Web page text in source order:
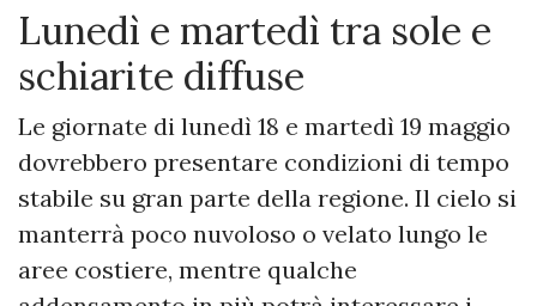
Lunedì e martedì tra sole e
schiarite diffuse
Le giornate di lunedì 18 e martedì 19 maggio
dovrebbero presentare condizioni di tempo
stabile su gran parte della regione. Il cielo si
manterrà poco nuvoloso o velato lungo le
aree costiere, mentre qualche